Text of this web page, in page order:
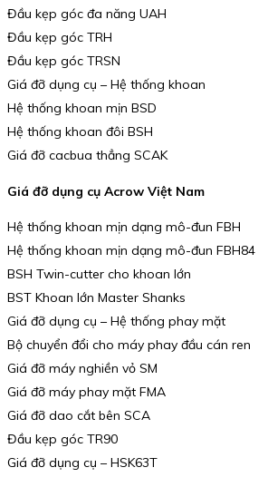
Đầu kẹp góc đa năng UAH
Đầu kẹp góc TRH
Đầu kẹp góc TRSN
Giá đỡ dụng cụ – Hệ thống khoan
Hệ thống khoan mịn BSD
Hệ thống khoan đôi BSH
Giá đỡ cacbua thẳng SCAK
Giá đỡ dụng cụ Acrow Việt Nam
Hệ thống khoan mịn dạng mô-đun FBH
Hệ thống khoan mịn dạng mô-đun FBH84
BSH Twin-cutter cho khoan lớn
BST Khoan lớn Master Shanks
Giá đỡ dụng cụ – Hệ thống phay mặt
Bộ chuyển đổi cho máy phay đầu cán ren
Giá đỡ máy nghiền vỏ SM
Giá đỡ máy phay mặt FMA
Giá đỡ dao cắt bên SCA
Đầu kẹp góc TR90
Giá đỡ dụng cụ – HSK63T